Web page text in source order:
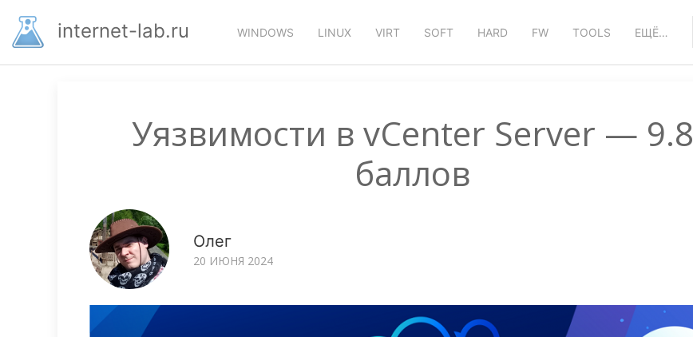
основномуinternet-lab.ru WINDOWS LINUX VIRT SOFT HARD FW TOOLS ЕЩЁ…
Уязвимости в vCenter Server — 9.8
баллов
Олег
20 ИЮНЯ 2024